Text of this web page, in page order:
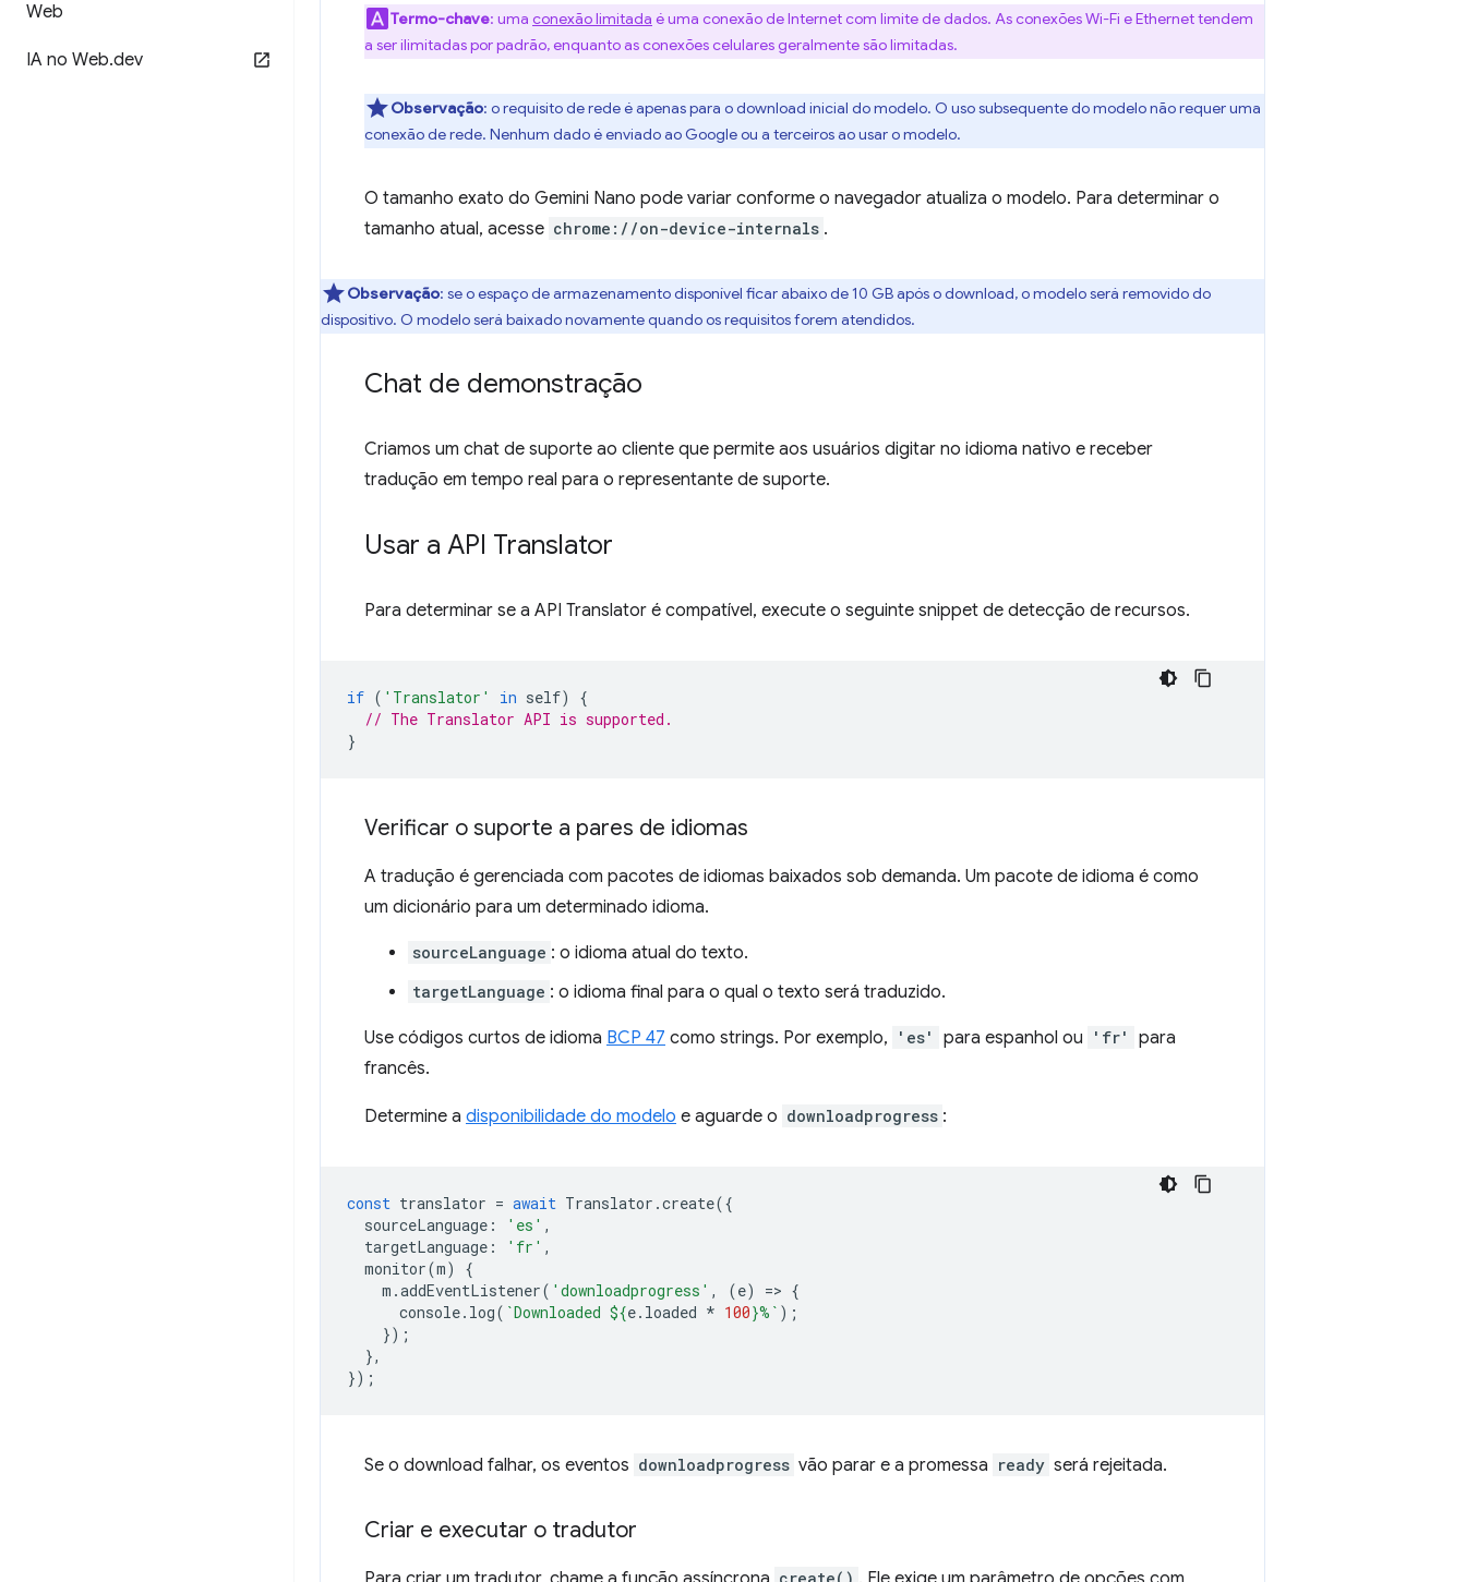
Web
IA no Web.dev
Termo-chave: uma conexão limitada é uma conexão de Internet com limite de dados. As conexões Wi-Fi e Ethernet tendem
a ser ilimitadas por padrão, enquanto as conexões celulares geralmente são limitadas.
Observação: o requisito de rede é apenas para o download inicial do modelo. O uso subsequente do modelo não requer uma
conexão de rede. Nenhum dado é enviado ao Google ou a terceiros ao usar o modelo.
O tamanho exato do Gemini Nano pode variar conforme o navegador atualiza o modelo. Para determinar o
tamanho atual, acesse chrome://on-device-internals .
Observação: se o espaço de armazenamento disponível ficar abaixo de 10 GB após o download, o modelo será removido do
dispositivo. O modelo será baixado novamente quando os requisitos forem atendidos.
Chat de demonstração
Criamos um chat de suporte ao cliente que permite aos usuários digitar no idioma nativo e receber
tradução em tempo real para o representante de suporte.
Usar a API Translator
Para determinar se a API Translator é compatível, execute o seguinte snippet de detecção de recursos.
if ( 'Translator' in self)
{
// The Translator API is supported.
}
Verificar o suporte a pares de idiomas
A tradução é gerenciada com pacotes de idiomas baixados sob demanda. Um pacote de idioma é como
um dicionário para um determinado idioma.
sourceLanguage : o idioma atual do texto.
targetLanguage : o idioma final para o qual o texto será traduzido.
Use códigos curtos de idioma BCP 47 como strings. Por exemplo, 'es' para espanhol ou 'fr'
para
francês.
Determine a disponibilidade do modelo e aguarde o downloadprogress :
const translator = await Translator .create({
sourceLanguage : 'es' ,
targetLanguage : 'fr' ,
monitor(m)
{
m .addEventListener( 'downloadprogress' , (e) => {
console. log( `Downloaded ${e. loaded * 100}%` );
});
},
});
Se o download falhar, os eventos downloadprogress vão parar e a promessa ready será rejeitada.
Criar e executar o tradutor